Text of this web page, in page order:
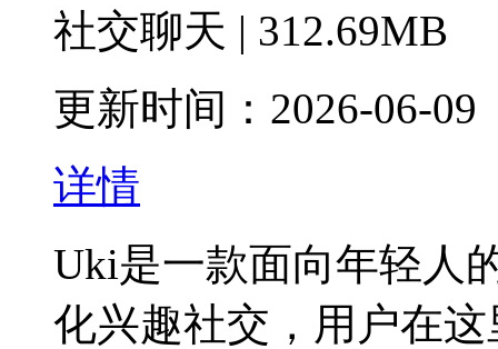
社交聊天 | 312.69MB
更新时间：2026-06-09
详情
Uki是一款面向年轻人
化兴趣社交，用户在